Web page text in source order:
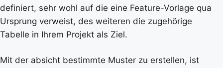
definiert, sehr wohl auf die eine Feature-Vorlage qua
Ursprung verweist, des weiteren die zugehörige
Tabelle in Ihrem Projekt als Ziel.
Mit der absicht bestimmte Muster zu erstellen, ist